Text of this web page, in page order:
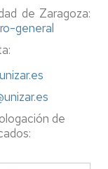
de Zaragoza:
general
de